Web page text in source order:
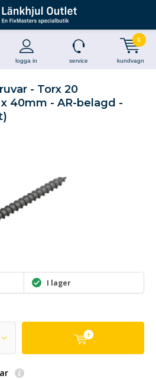
logga in service kundvagn
0
- Torx 20
40mm - AR-belagd -
I lager